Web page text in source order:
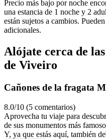
Precio más bajo por noche
una estancia de 1 noche y 2
están sujetos a cambios.
adicionales.
Alójate cerca de
de Viveiro
Cañones de la fragata
8.0/10 (5 comentarios)
Aprovecha tu viaje para
de sus monumentos más
Y, ya que estás aquí, también